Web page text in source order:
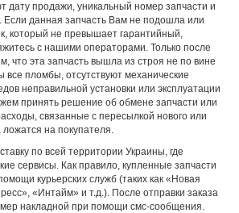
дату продажи, уникальный номер запчасти и
Если данная запчасть Вам не подошла или
который не превышает гарантийный,
с нашими операторами. Только после
что эта запчасть вышла из строя не по вине
все пломбы, отсутствуют механические
неправильной установки или эксплуатации
принять решение об обмене запчасти или
связанные с пересылкой нового или
ложатся на покупателя.
по всей территории Украины, где
сервисы. Как правило, купленные запчасти
курьерских служб (таких как «Новая
«Интайм» и т.д.). После отправки заказа
накладной при помощи смс-сообщения.